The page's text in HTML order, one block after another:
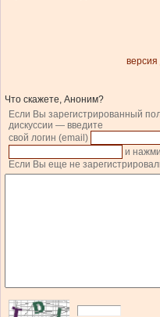
версия
Что скажете, Аноним?
Если Вы зарегистрированный
дискуссии — введите
свой логин (email)
и
Если Вы еще не